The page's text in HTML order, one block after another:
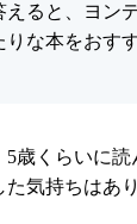
ると、ヨン
な本をおす
歳くらいに
気持ちはあり